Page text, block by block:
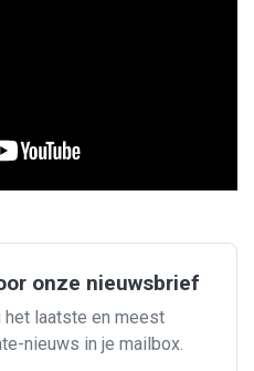
onze nieuwsbrief
het laatste en meest
nieuws in je mailbox.